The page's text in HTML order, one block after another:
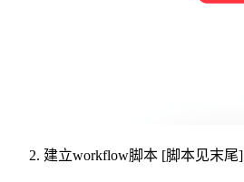
建立workflow脚本 [脚本见末尾]